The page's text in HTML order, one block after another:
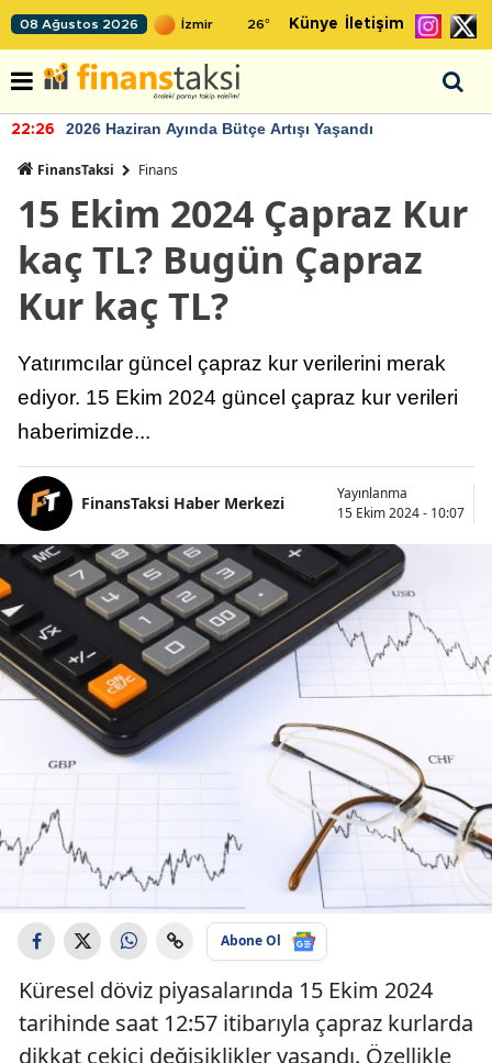
08 Ağustos 2026 26° Künye İletişim
22:26 2026 Haziran Ayında Bütçe Artışı Yaşandı
FinansTaksi Finans
15 Ekim 2024 Çapraz Kur
kaç TL? Bugün Çapraz
Kur kaç TL?
Yatırımcılar güncel çapraz kur verilerini merak
ediyor. 15 Ekim 2024 güncel çapraz kur verileri
haberimizde...
FinansTaksi Haber Merkezi
Yayınlanma
15 Ekim 2024 - 10:07
Abone Ol
Küresel döviz piyasalarında 15 Ekim 2024
tarihinde saat 12:57 itibarıyla çapraz kurlarda
dikkat çekici değişiklikler yaşandı. Özellikle